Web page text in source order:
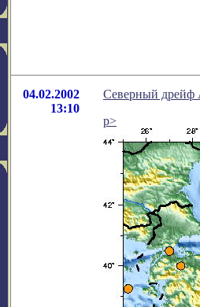
04.02.2002
13:10
Северный дрейф
p>